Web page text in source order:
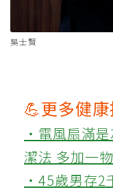
吳士賢
💪更多健
‧電風扇滿
潔法 多加一
‧45歲男存2